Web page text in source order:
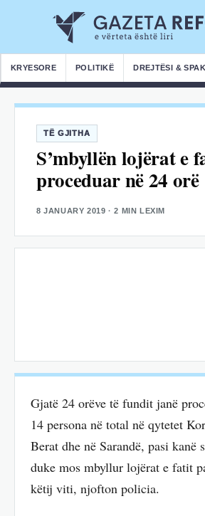
KRYESORE POLITIKË DREJTËSI & SPAK
TË GJITHA
S’mbyllën lojërat e
proceduar në 24 orë
8 JANUARY 2019 · 2 MIN LEXIM
Gjatë 24 orëve të fundit janë
14 persona në total në qytetet
Berat dhe në Sarandë, pasi
duke mos mbyllur lojërat e fatit
këtij viti, njofton policia.